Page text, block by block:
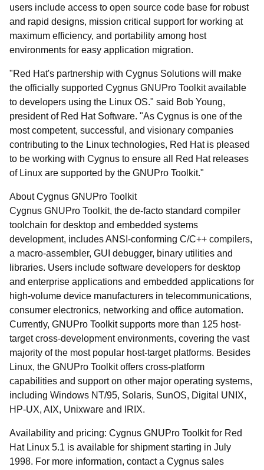
users include access to open source code base for robust
and rapid designs, mission critical support for working at
maximum efficiency, and portability among host
environments for easy application migration.
"Red Hat's partnership with Cygnus Solutions will make
the officially supported Cygnus GNUPro Toolkit available
to developers using the Linux OS." said Bob Young,
president of Red Hat Software. "As Cygnus is one of the
most competent, successful, and visionary companies
contributing to the Linux technologies, Red Hat is pleased
to be working with Cygnus to ensure all Red Hat releases
of Linux are supported by the GNUPro Toolkit."
About Cygnus GNUPro Toolkit
Cygnus GNUPro Toolkit, the de-facto standard compiler
toolchain for desktop and embedded systems
development, includes ANSI-conforming C/C++ compilers,
a macro-assembler, GUI debugger, binary utilities and
libraries. Users include software developers for desktop
and enterprise applications and embedded applications for
high-volume device manufacturers in telecommunications,
consumer electronics, networking and office automation.
Currently, GNUPro Toolkit supports more than 125 host-
target cross-development environments, covering the vast
majority of the most popular host-target platforms. Besides
Linux, the GNUPro Toolkit offers cross-platform
capabilities and support on other major operating systems,
including Windows NT/95, Solaris, SunOS, Digital UNIX,
HP-UX, AIX, Unixware and IRIX.
Availability and pricing: Cygnus GNUPro Toolkit for Red
Hat Linux 5.1 is available for shipment starting in July
1998. For more information, contact a Cygnus sales